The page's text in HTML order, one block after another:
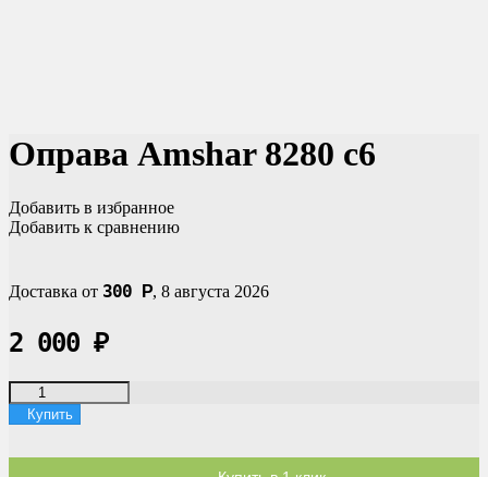
Оправа Amshar 8280 c6
Добавить в избранное
Добавить к сравнению
Доставка от 300 Р, 8 августа 2026
2 000 ₽
Купить